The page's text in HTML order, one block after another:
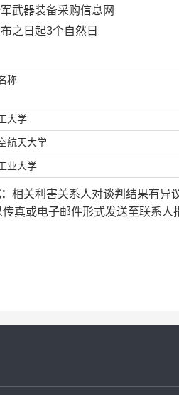
武器装备采购信息网
之日起3个自然日
称
大学
航天大学
业大学
相关利害关系人对谈判结果有异
真或电子邮件形式发送至联系